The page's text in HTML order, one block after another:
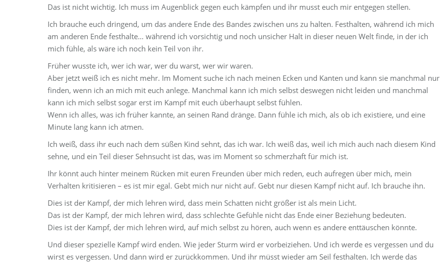
Das ist nicht wichtig. Ich muss im Augenblick gegen euch kämpfen und ihr musst euch mir entgegen stellen.
Ich brauche euch dringend, um das andere Ende des Bandes zwischen uns zu halten. Festhalten, während ich mich
am anderen Ende festhalte… während ich vorsichtig und noch unsicher Halt in dieser neuen Welt finde, in der ich
mich fühle, als wäre ich noch kein Teil von ihr.
Früher wusste ich, wer ich war, wer du warst, wer wir waren.
Aber jetzt weiß ich es nicht mehr. Im Moment suche ich nach meinen Ecken und Kanten und kann sie manchmal nur
finden, wenn ich an mich mit euch anlege. Manchmal kann ich mich selbst deswegen nicht leiden und manchmal
kann ich mich selbst sogar erst im Kampf mit euch überhaupt selbst fühlen.
Wenn ich alles, was ich früher kannte, an seinen Rand dränge. Dann fühle ich mich, als ob ich existiere, und eine
Minute lang kann ich atmen.
Ich weiß, dass ihr euch nach dem süßen Kind sehnt, das ich war. Ich weiß das, weil ich mich auch nach diesem Kind
sehne, und ein Teil dieser Sehnsucht ist das, was im Moment so schmerzhaft für mich ist.
Ihr könnt auch hinter meinem Rücken mit euren Freunden über mich reden, euch aufregen über mich, mein
Verhalten kritisieren – es ist mir egal. Gebt mich nur nicht auf. Gebt nur diesen Kampf nicht auf. Ich brauche ihn.
Dies ist der Kampf, der mich lehren wird, dass mein Schatten nicht größer ist als mein Licht.
Das ist der Kampf, der mich lehren wird, dass schlechte Gefühle nicht das Ende einer Beziehung bedeuten.
Dies ist der Kampf, der mich lehren wird, auf mich selbst zu hören, auch wenn es andere enttäuschen könnte.
Und dieser spezielle Kampf wird enden. Wie jeder Sturm wird er vorbeiziehen. Und ich werde es vergessen und du
wirst es vergessen. Und dann wird er zurückkommen. Und ihr müsst wieder am Seil festhalten. Ich werde das